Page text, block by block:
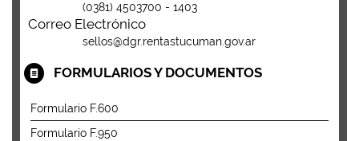
(0381) 4503700 - 1403
Correo Electrónico
sellos@dgr.rentastucuman.gov.ar
FORMULARIOS Y DOCUMENTOS
Formulario F.600
Formulario F.950